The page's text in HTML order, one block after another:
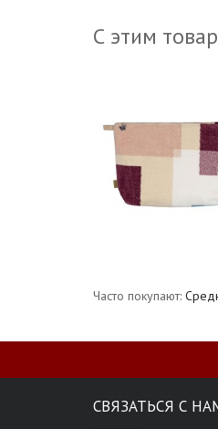
С этим
Часто покупают:
СВЯЗАТЬСЯ С